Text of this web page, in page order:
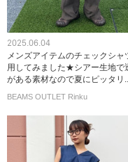
2025.06.04
メンズアイテムのチェックシャ
用してみました★シアー生地で
がある素材なので夏にピッタリ
BEAMS OUTLET Rinku